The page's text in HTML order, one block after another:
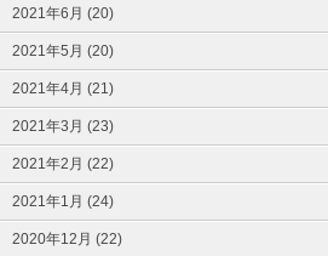
2021年6月 (20)
2021年5月 (20)
2021年4月 (21)
2021年3月 (23)
2021年2月 (22)
2021年1月 (24)
2020年12月 (22)